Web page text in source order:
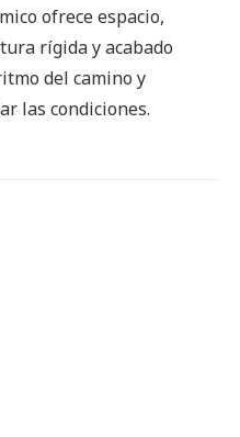
ofrece espacio,
rígida y acabado
del camino y
las condiciones.